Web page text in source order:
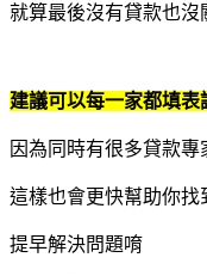
就算最後沒有貸款也沒
建議可以每一家都填表
因為同時有很多貸款專
這樣也會更快幫助你找
提早解決問題唷